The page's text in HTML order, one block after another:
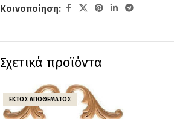
Κοινοποίηση:
Σχετικά προϊόντα
ΕΚΤΌΣ ΑΠΟΘΈΜΑΤΟΣ